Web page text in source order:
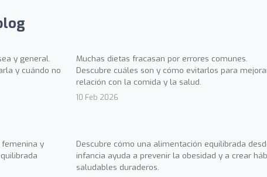
y general.
y cuándo no
Muchas dietas fracasan por errores comunes.
Descubre cuáles son y cómo evitarlos para
relación con la comida y la salud.
10 Feb 2026
y
Descubre cómo una alimentación equilibrada
infancia ayuda a prevenir la obesidad y a crear
saludables duraderos.